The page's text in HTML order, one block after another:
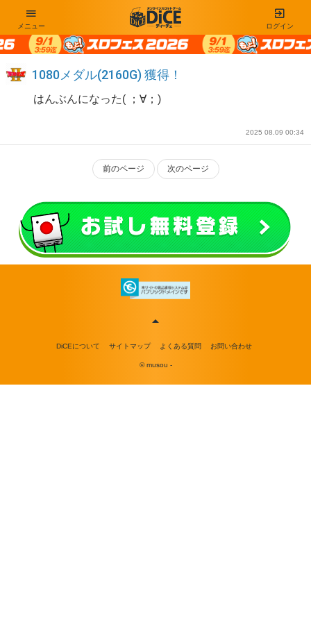
ログイン
メニュー
1080メダル(2160G) 獲得！
はんぶんになった( ；∀；)
2025 08.09 00:34
前のページ 次のページ
DiCEについて サイトマップ よくある質問 お問い合わせ
© musou -